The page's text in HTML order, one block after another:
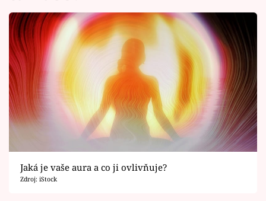
Vztahy
Seriály
Horoskopy
Sledujte prima+
Filmový festival Karlovy Vary
Jaká je vaše aura a co ji ovlivňuje?
Zdroj: iStock